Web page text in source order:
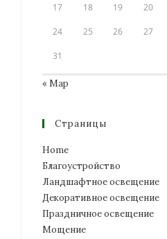
17 18 19 20
24 25 26 27
31
« Мар
Страницы
Home
Благоустройство
Ландшафтное освещение
Декоративное освещение
Праздничное освещение
Мощение